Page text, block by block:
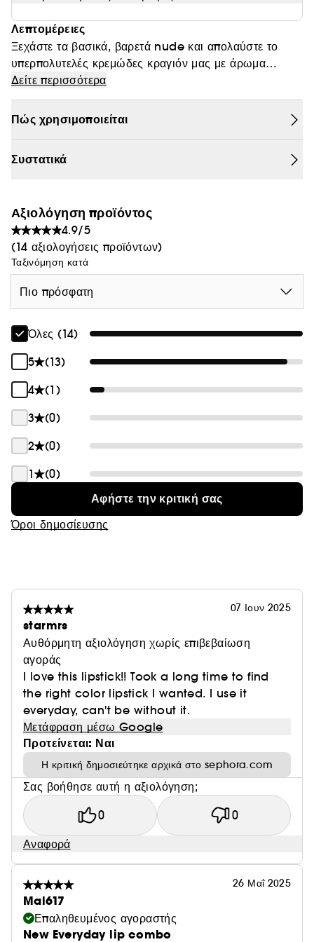
Λεπτομέρειες
Ξεχάστε τα βασικά, βαρετά nude και απολαύστε το
υπερπολυτελές κρεμώδες κραγιόν μας με άρωμα
σοκολάτας! Αυτές οι αποχρώσεις που είναι
εμπλουτισμένες με nude χρώματα κακάο σχεδιάστηκαν
ώστε να κολακεύουν κάθε τύπο επιδερμίδας,
σύνθεση.
Δείτε περισσότερα
Πώς χρησιμοποιείται
Συστατικά
Αξιολόγηση προϊόντος
4.9/5
(14 αξιολογήσεις προϊόντων)
Ταξινόμηση κατά
Πιο πρόσφατη
Όλες (14)
5
(13)
4
(1)
3
(0)
2
(0)
1
(0)
Αφήστε την κριτική σας
Όροι δημοσίευσης
07 Ιουν 2025
starmrs
Αυθόρμητη αξιολόγηση χωρίς επιβεβαίωση
αγοράς
I love this lipstick!! Took a long time to find
the right color lipstick I wanted. I use it
everyday, can't be without it.
Μετάφραση μέσω Google
Προτείνεται: Ναι
Η κριτική δημοσιεύτηκε αρχικά στο sephora.com
Σας βοήθησε αυτή η αξιολόγηση;
0 0
Αναφορά
26 Μαΐ 2025
Mal617
Επαληθευμένος αγοραστής
New Everyday lip combo